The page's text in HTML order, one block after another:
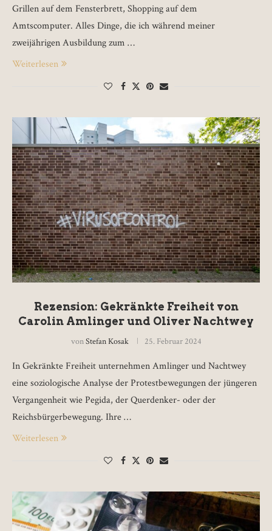
Grillen auf dem Fensterbrett, Shopping auf dem
Amtscomputer. Alles Dinge, die ich während meiner
zweijährigen Ausbildung zum …
Weiterlesen
Rezension: Gekränkte Freiheit von
Carolin Amlinger und Oliver Nachtwey
vonStefan Kosak 25. Februar 2024
In Gekränkte Freiheit unternehmen Amlinger und Nachtwey
eine soziologische Analyse der Protestbewegungen der jüngeren
Vergangenheit wie Pegida, der Querdenker- oder der
Reichsbürgerbewegung. Ihre …
Weiterlesen